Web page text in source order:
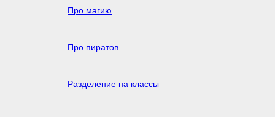
Про магию
Про пиратов
Разделение на классы